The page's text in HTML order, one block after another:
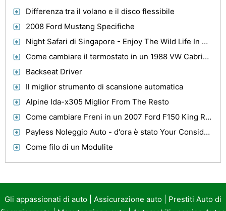
Differenza tra il volano e il disco flessibile
2008 Ford Mustang Specifiche
Night Safari di Singapore - Enjoy The Wild Life In Dark Hours
Come cambiare il termostato in un 1988 VW Cabriolet
Backseat Driver
Il miglior strumento di scansione automatica
Alpine Ida-x305 Miglior From The Resto
Come cambiare Freni in un 2007 Ford F150 King Ranch
Payless Noleggio Auto - d'ora è stato Your Consideration
Come filo di un Modulite
Gli appassionati di auto Assicurazione auto
Prestiti Auto di